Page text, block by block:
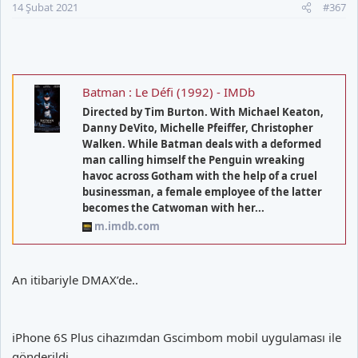
14 Şubat 2021 #367
Batman : Le Défi (1992) - IMDb
Directed by Tim Burton. With Michael Keaton,
Danny DeVito, Michelle Pfeiffer, Christopher
Walken. While Batman deals with a deformed
man calling himself the Penguin wreaking
havoc across Gotham with the help of a cruel
businessman, a female employee of the latter
becomes the Catwoman with her...
m.imdb.com
An itibariyle DMAX’de..
iPhone 6S Plus cihazımdan Gscimbom mobil uygulaması ile